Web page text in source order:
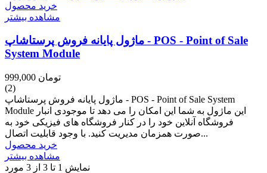
خرید محصول
مشاهده بیشتر
ماژول پایانه فروش پرستاشاپ - POS - Point of Sale
System Module
999,000 تومان
(2)
ماژول پایانه فروش پرستاشاپ - POS - Point of Sale System
Module این ماژول به شما این امکان را می دهد تا موجودی انبار
فروشگاه آنلاین خود را در کنار فروشگاه های فیزیکی خود به
صورت همزمان مدیریت کنید. با وجود قابلیت اتصال...
خرید محصول
مشاهده بیشتر
نمایش 1 تا 3 از 3 مورد